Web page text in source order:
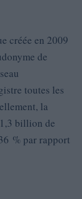
créée en 2009
de
toutes les
la
billion de
% par rapport